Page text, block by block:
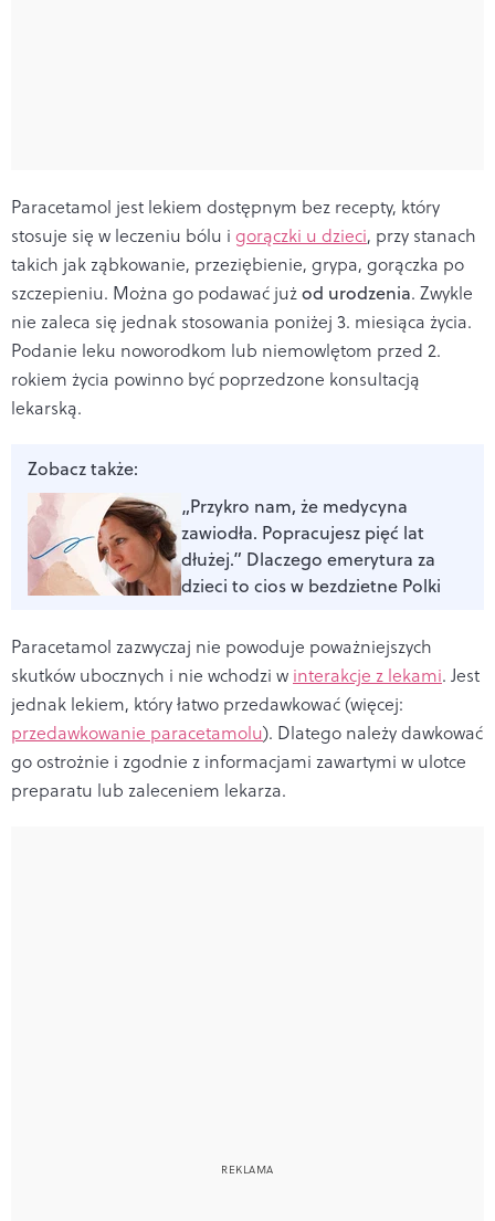
Paracetamol jest lekiem dostępnym bez recepty, który
stosuje się w leczeniu bólu i gorączki u dzieci, przy stanach
takich jak ząbkowanie, przeziębienie, grypa, gorączka po
szczepieniu. Można go podawać jużod urodzenia. Zwykle
nie zaleca się jednak stosowania poniżej 3. miesiąca życia.
Podanie leku noworodkom lub niemowlętom przed 2.
rokiem życia powinno być poprzedzone konsultacją
lekarską.
Zobacz także:
„Przykro nam, że medycyna
zawiodła. Popracujesz pięć lat
dłużej.” Dlaczego emerytura za
dzieci to cios w bezdzietne Polki
Paracetamol zazwyczaj nie powoduje poważniejszych
skutków ubocznych i nie wchodzi w interakcje z lekami. Jest
jednak lekiem, który łatwo przedawkować (więcej:
przedawkowanie paracetamolu). Dlatego należy dawkować
go ostrożnie i zgodnie z informacjami zawartymi w ulotce
preparatu lub zaleceniem lekarza.